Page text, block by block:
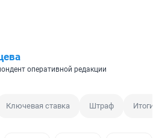
оперативной редакции
Ключевая ставка Штраф Итоги